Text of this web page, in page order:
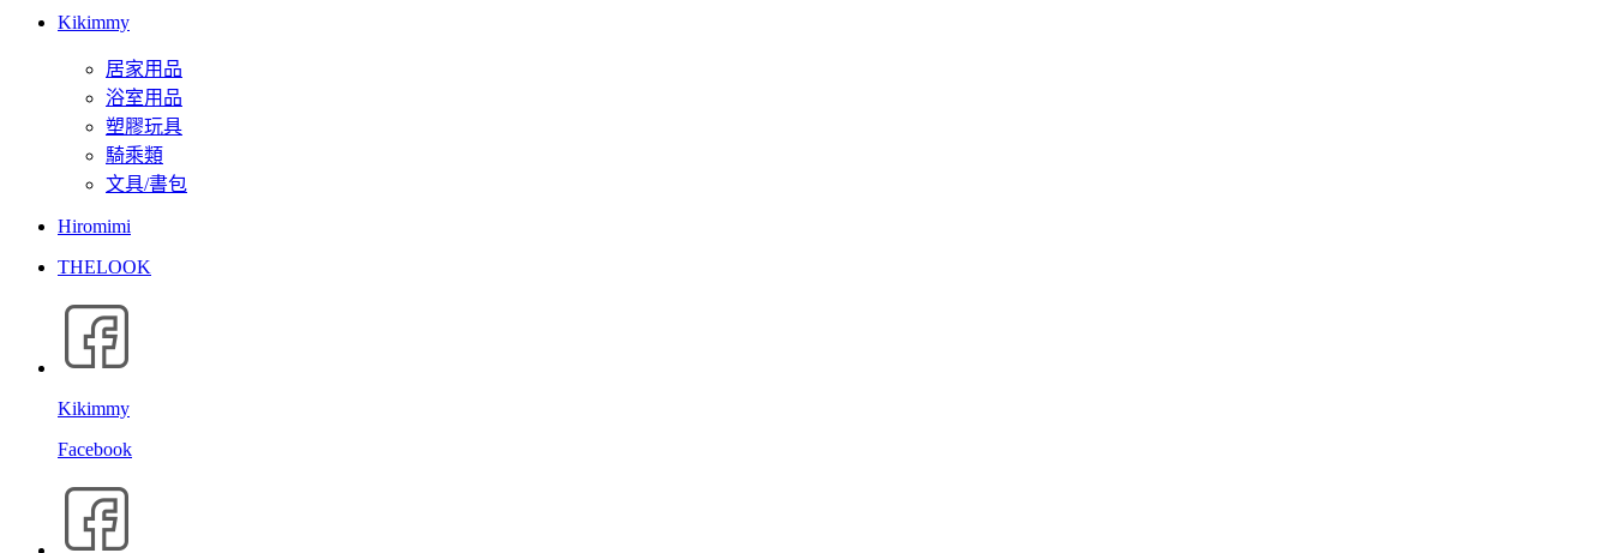
Kikimmy
居家用品
浴室用品
塑膠玩具
騎乘類
文具/書包
Hiromimi
THELOOK
Kikimmy
Facebook